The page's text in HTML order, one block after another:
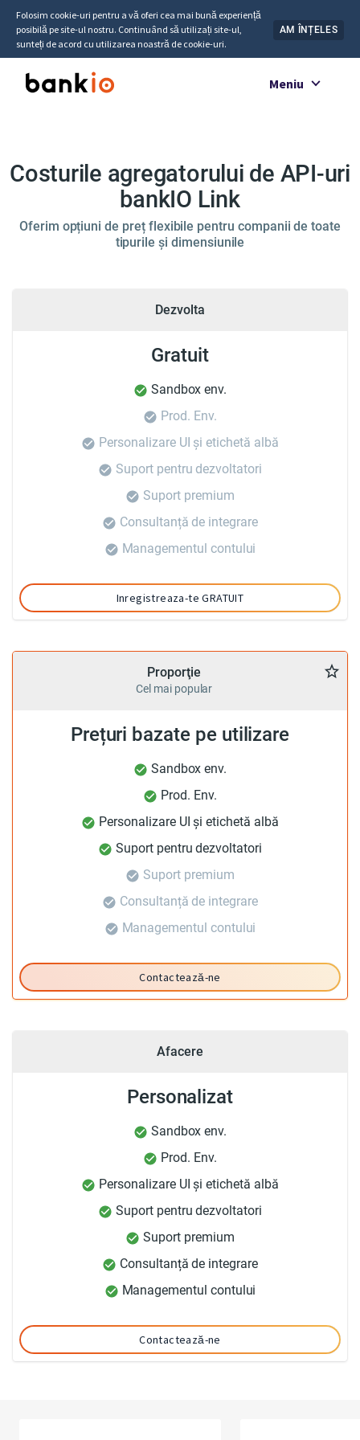
Folosim cookie-uri pentru a vă oferi cea mai bună experiență
posibilă pe site-ul nostru. Continuând să utilizați site-ul,
sunteți de acord cu utilizarea noastră de cookie-uri.
AM ÎNȚELES
Meniu
Costurile agregatorului de API-uri
bankIO Link
Oferim opțiuni de preț flexibile pentru companii de toate
tipurile și dimensiunile
Dezvolta
Gratuit
Sandbox env.
Prod. Env.
Personalizare UI și etichetă albă
Suport pentru dezvoltatori
Suport premium
Consultanță de integrare
Managementul contului
Inregistreaza-te GRATUIT
Proporţie
Cel mai popular
Prețuri bazate pe utilizare
Sandbox env.
Prod. Env.
Personalizare UI și etichetă albă
Suport pentru dezvoltatori
Suport premium
Consultanță de integrare
Managementul contului
Contactează-ne
Afacere
Personalizat
Sandbox env.
Prod. Env.
Personalizare UI și etichetă albă
Suport pentru dezvoltatori
Suport premium
Consultanță de integrare
Managementul contului
Contactează-ne